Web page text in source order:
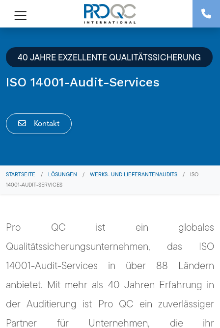
40 JAHRE EXZELLENTE QUALITÄTSSICHERUNG
ISO 14001-Audit-Services
Kontakt
STARTSEITE / LÖSUNGEN / WERKS- UND LIEFERANTENAUDITS /
ISO
14001-AUDIT-SERVICES
Pro QC ist ein globales
Qualitätssicherungsunternehmen, das ISO
14001-Audit-Services in über 88 Ländern
anbietet. Mit mehr als 40 Jahren Erfahrung in
der Auditierung ist Pro QC ein zuverlässiger
Partner für Unternehmen, die ihr